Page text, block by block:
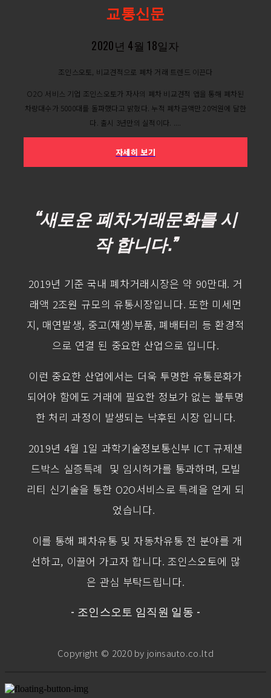
교통신문
2020년 4월 18일자
조인스오토, 비교견적으로 폐차 거래 트렌드 이끈다
O2O 서비스 기업 조인스오토가 자사의 폐차 비교견적 앱을 통해 폐차된
차량대수가 5000대를 돌파했다고 밝혔다. 누적 폐차금액만 20억원에 달한
다. 출시 3년만의 실적이다. ....
자세히 보기
“새로운 폐차거래문화를 시
작 합니다.”
2019년 기준 국내 폐차거래시장은 약 90만대. 거
래액 2조원 규모의 유통시장입니다. 또한 미세먼
지, 매연발생, 중고(재생)부품, 폐배터리 등 환경적
으로 연결 된 중요한 산업으로 입니다.
이런 중요한 산업에서는 더욱 투명한 유통문화가
되어야 함에도 거래에 필요한 정보가 없는 불투명
한 처리 과정이 발생되는 낙후된 시장 입니다.
2019년 4월 1일 과학기술정보통신부 ICT 규제샌
드박스 실증특례 및 임시허가를 통과하며, 모빌
리티 신기술을 통한 O2O서비스로 특례을 얻게 되
었습니다.
이를 통해 폐차유통 및 자동차유통 전 분야를 개
선하고, 이끌어 가고자 합니다. 조인스오토에 많
은 관심 부탁드립니다.
- 조인스오토 임직원 일동 -
Copyright © 2020 by joinsauto.co.ltd